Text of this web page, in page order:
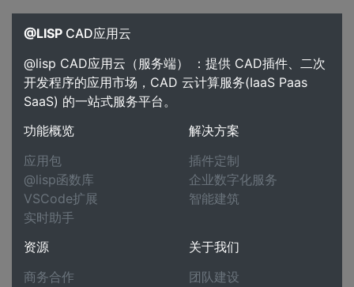
@LISP CAD应用云
@lisp CAD应用云（服务端） ：提供 CAD插件、二次
开发程序的应用市场，CAD 云计算服务(IaaS Paas
SaaS) 的一站式服务平台。
功能概览
应用包
@lisp函数库
VSCode扩展
实时助手
解决方案
插件定制
企业数字化服务
智能建筑
资源
商务合作
关于我们
团队建设